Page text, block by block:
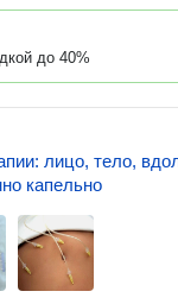
до 40%
лицо, тело,
капельно